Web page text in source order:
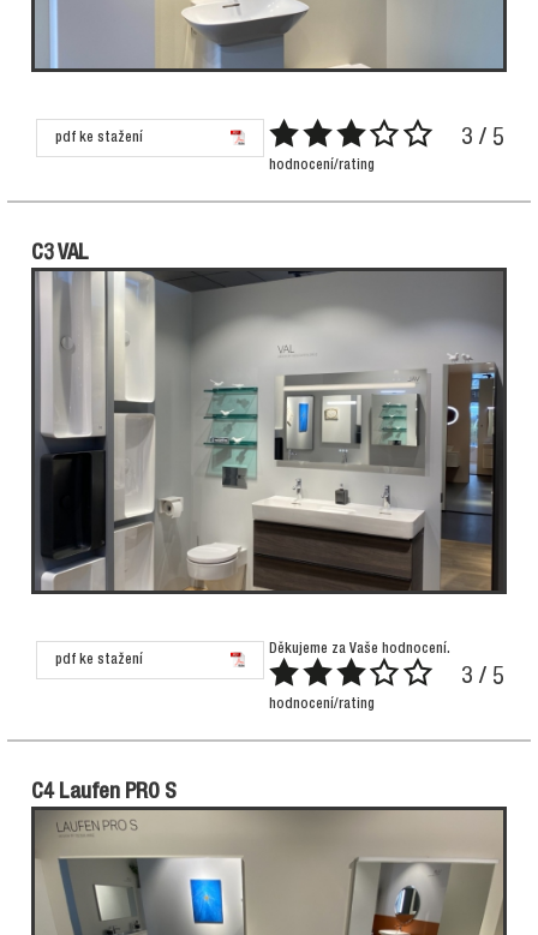
pdf ke stažení 3 / 5
hodnocení/rating
C3 VAL
pdf ke stažení
Děkujeme za Vaše hodnocení.
3 / 5
hodnocení/rating
C4 Laufen PRO S